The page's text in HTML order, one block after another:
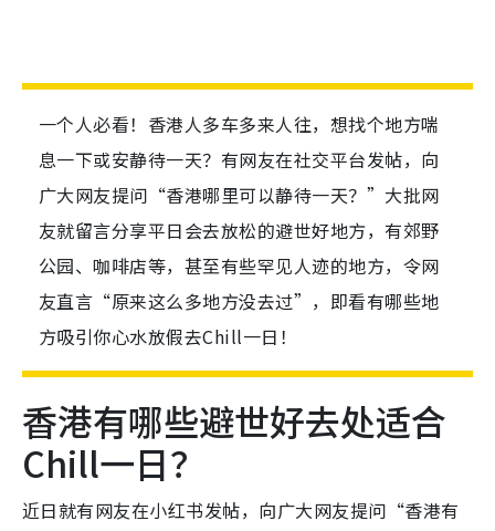
一个人必看！香港人多车多来人往，想找个地方喘
息一下或安静待一天？有网友在社交平台发帖，向
广大网友提问“香港哪里可以静待一天？”大批网
友就留言分享平日会去放松的避世好地方，有郊野
公园、咖啡店等，甚至有些罕见人迹的地方，令网
友直言“原来这么多地方没去过”，即看有哪些地
方吸引你心水放假去Chill一日！
香港有哪些避世好去处适合
Chill一日？
近日就有网友在小红书发帖，向广大网友提问“香港有